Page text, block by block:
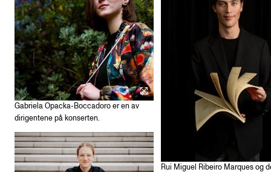
Gabriela Opacka-Boccadoro er en av
dirigentene på konserten.
Rui Miguel Ribeiro Marques og